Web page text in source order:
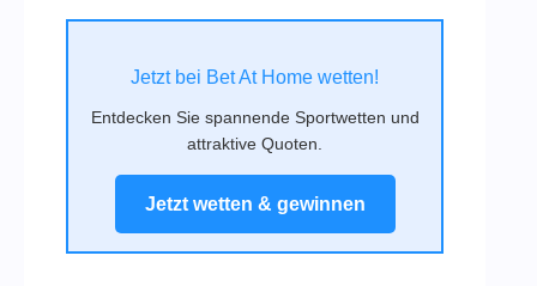
Jetzt bei Bet At Home wetten!
Entdecken Sie spannende Sportwetten und
attraktive Quoten.
Jetzt wetten & gewinnen